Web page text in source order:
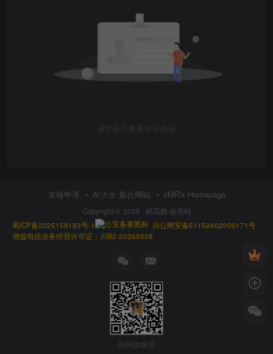
请登录后查看评论内容
友链申请 AI大全 集合网站 JMR's Homepage
Copyright © 2025 · 棉花糖 会员站
蜀ICP备2025159183号-1
川公网安备51152402000171号
增值电信业务经营许可证：川B2-20260508
扫码加微信